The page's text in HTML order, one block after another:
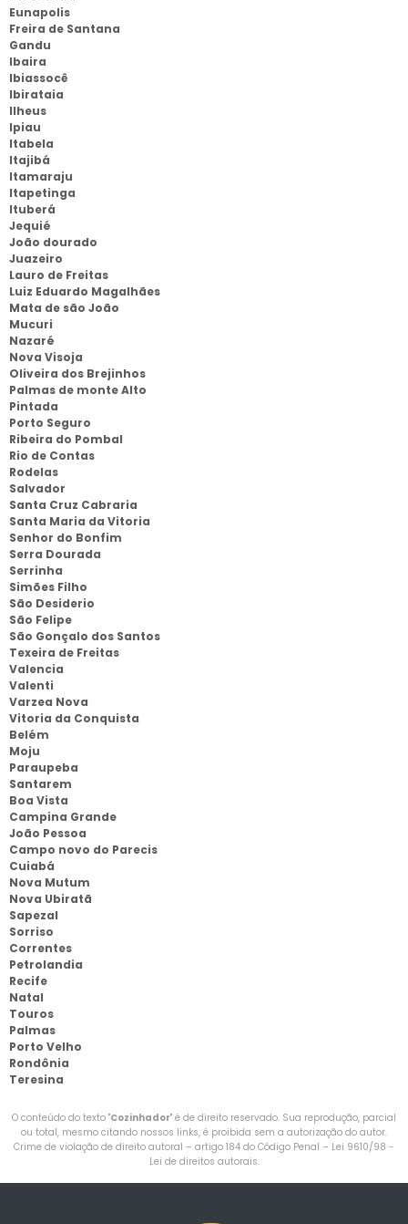
Eunapolis
Freira de Santana
Gandu
Ibaira
Ibiassocê
Ibirataia
Ilheus
Ipiau
Itabela
Itajibá
Itamaraju
Itapetinga
Ituberá
Jequié
João dourado
Juazeiro
Lauro de Freitas
Luiz Eduardo Magalhães
Mata de são João
Mucuri
Nazaré
Nova Visoja
Oliveira dos Brejinhos
Palmas de monte Alto
Pintada
Porto Seguro
Ribeira do Pombal
Rio de Contas
Rodelas
Salvador
Santa Cruz Cabraria
Santa Maria da Vitoria
Senhor do Bonfim
Serra Dourada
Serrinha
Simões Filho
São Desiderio
São Felipe
São Gonçalo dos Santos
Texeira de Freitas
Valencia
Valenti
Varzea Nova
Vitoria da Conquista
Belém
Moju
Paraupeba
Santarem
Boa Vista
Campina Grande
João Pessoa
Campo novo do Parecis
Cuiabá
Nova Mutum
Nova Ubiratã
Sapezal
Sorriso
Correntes
Petrolandia
Recife
Natal
Touros
Palmas
Porto Velho
Rondônia
Teresina
O conteúdo do texto "Cozinhador" é de direito reservado. Sua reprodução, parcial
ou total, mesmo citando nossos links, é proibida sem a autorização do autor.
Crime de violação de direito autoral – artigo 184 do Código Penal – Lei 9610/98 -
Lei de direitos autorais.